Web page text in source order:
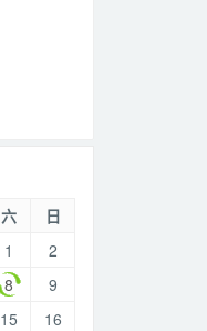
六
日
1
2
8
9
15
16